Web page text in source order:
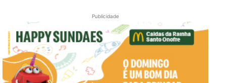
Publicidade